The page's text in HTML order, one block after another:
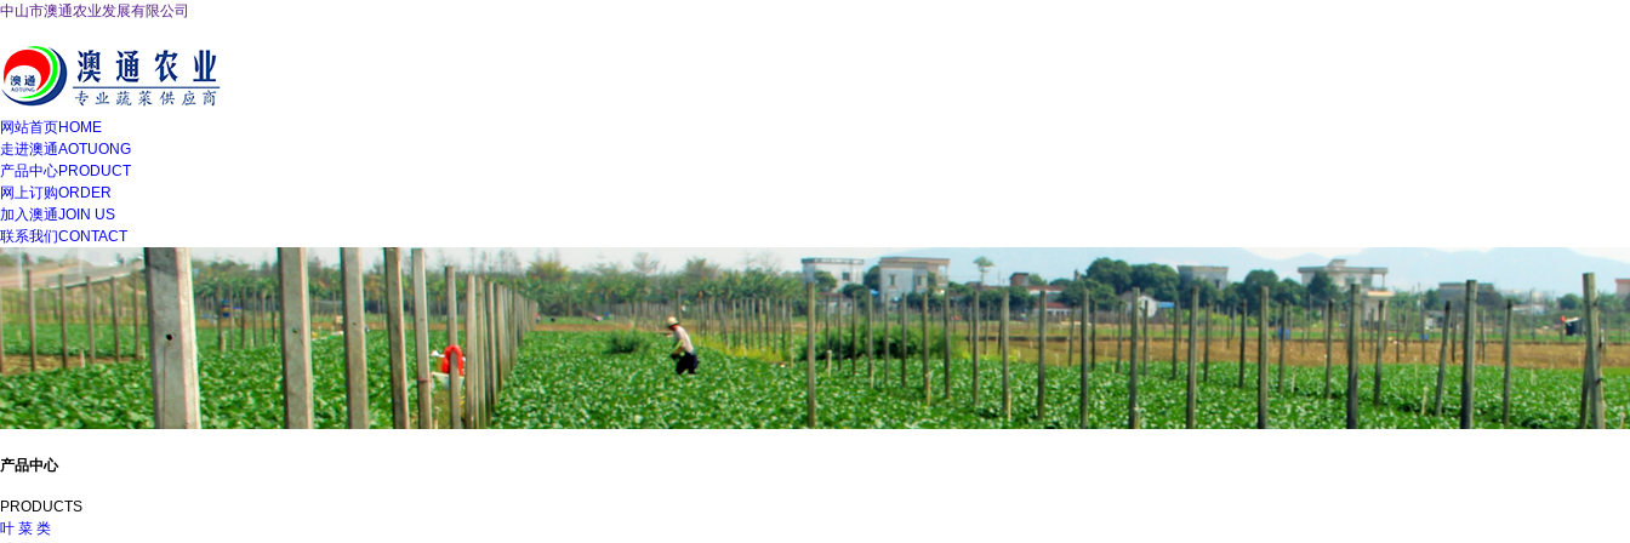
中山市澳通农业发展有限公司
网站首页HOME
走进澳通AOTUONG
产品中心PRODUCT
网上订购ORDER
加入澳通JOIN US
联系我们CONTACT
产品中心
PRODUCTS
叶 菜 类